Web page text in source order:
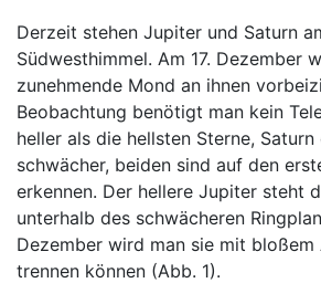
Derzeit stehen Jupiter und Saturn
Südwesthimmel. Am 17. Dezember
zunehmende Mond an ihnen
Beobachtung benötigt man kein
heller als die hellsten Sterne, Saturn
schwächer, beiden sind auf den
erkennen. Der hellere Jupiter steht
unterhalb des schwächeren
Dezember wird man sie mit bloßem
trennen können (Abb. 1).